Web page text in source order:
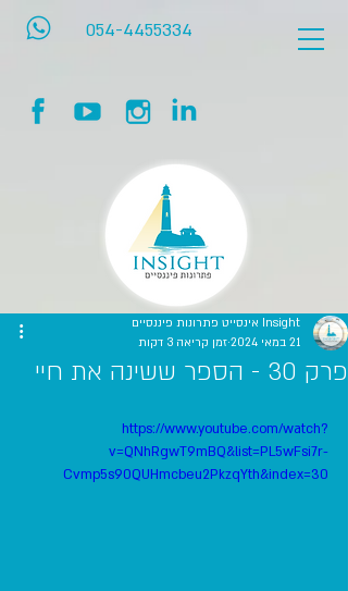
054-4455334
פרק 30 - הספר ששינה את חיי
Insight אינסייט פתרונות פיננסיים
21 במאי 2024
זמן קריאה 3 דקות
https://www.youtube.com/watch?
v=QNhRgwT9mBQ&list=PL5wFsi7r-
Cvmp5s90QUHmcbeu2PkzqYth&index=30